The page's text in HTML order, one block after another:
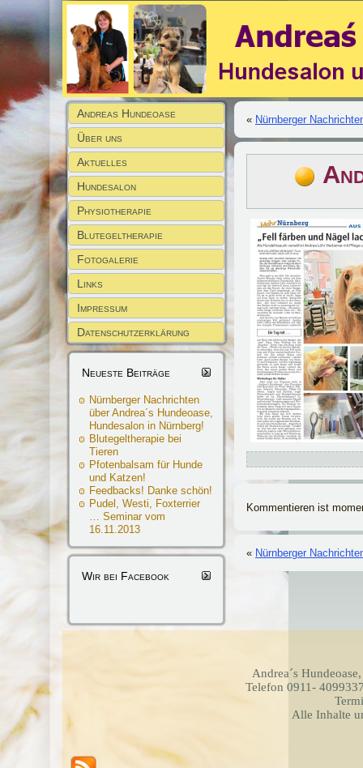
Andreas Hundeoase
Über uns
Aktuelles
Hundesalon
Physiotherapie
Blutegeltherapie
Fotogalerie
Links
Impressum
Datenschutzerklärung
Neueste Beiträge
Nürnberger Nachrichten
über Andrea´s Hundeoase,
Hundesalon in Nürnberg!
Blutegeltherapie bei
Tieren
Pfotenbalsam für Hunde
und Katzen!
Feedbacks! Danke schön!
Pudel, Westi, Foxterrier
… Seminar vom
16.11.2013
Wir bei Facebook
« Nürnberger
Kommentieren ist
« Nürnberger
Andrea´s
Telefon 0911-
Alle Inhalte